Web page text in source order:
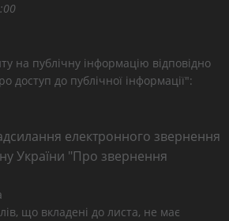
на публічну інформацію відповідно
доступ до публічної інформації":
електронного звернення
України "Про звернення
що вкладені до листа, не має